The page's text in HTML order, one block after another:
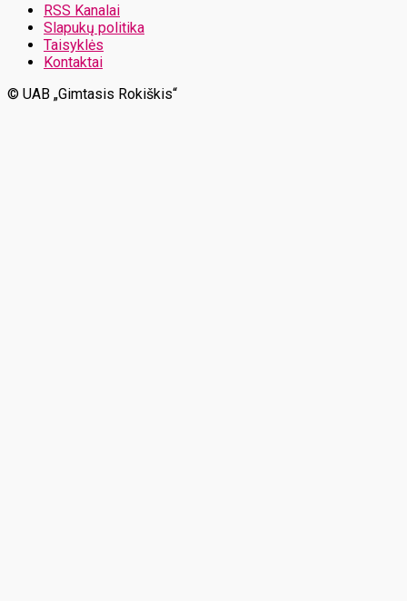
RSS Kanalai
Slapukų politika
Taisyklės
Kontaktai
© UAB „Gimtasis Rokiškis“